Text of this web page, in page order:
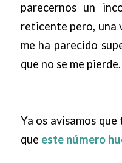
parecernos un
reticente pero, una
me ha parecido
que no se me pierde.
Ya os avisamos
que este número